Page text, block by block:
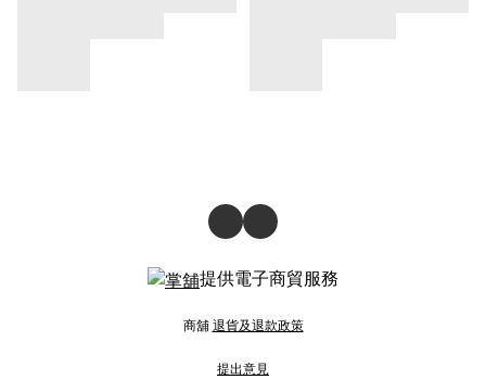
提供電子商貿服務
商舖退貨及退款政策
提出意見